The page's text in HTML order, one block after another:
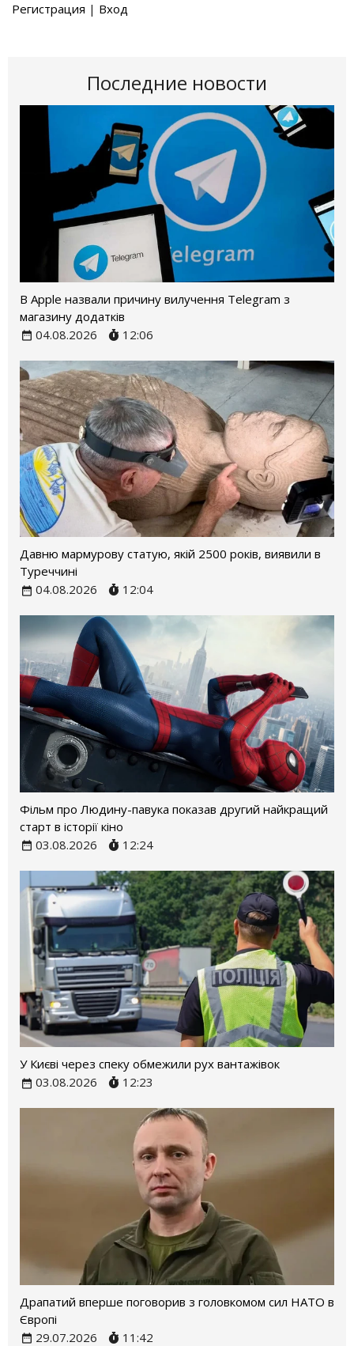
Регистрация | Вход
Последние новости
В Apple назвали причину вилучення Telegram з
магазину додатків
04.08.2026
12:06
Давню мармурову статую, якій 2500 років, виявили в
Туреччині
04.08.2026
12:04
Фільм про Людину-павука показав другий найкращий
старт в історії кіно
03.08.2026
12:24
У Києві через спеку обмежили рух вантажівок
03.08.2026
12:23
Драпатий вперше поговорив з головкомом сил НАТО в
Європі
29.07.2026
11:42